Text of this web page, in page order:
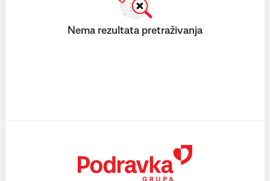
Nema rezultata pretraživanja